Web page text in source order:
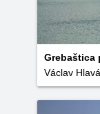
Grebaštica
Václav